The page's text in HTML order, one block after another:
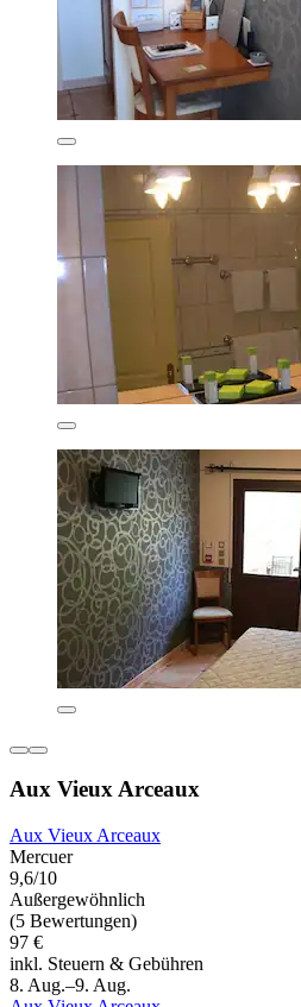
Aux Vieux Arceaux
Aux Vieux Arceaux
Mercuer
9,6/10
Außergewöhnlich
(5 Bewertungen)
97 €
inkl. Steuern & Gebühren
8. Aug.–9. Aug.